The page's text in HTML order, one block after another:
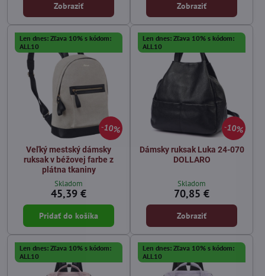
Zobraziť Zobraziť
10%
Len dnes: Zľava 10% s kódom:
ALL10
Veľký mestský dámsky
ruksak v béžovej farbe z
plátna tkaniny
Skladom
45,39 €
Pridať do košíka
10%
Len dnes: Zľava 10% s kódom:
ALL10
Dámsky ruksak Luka 24-070
DOLLARO
Skladom
70,85 €
Zobraziť
Len dnes: Zľava 10% s kódom:
ALL10
Len dnes: Zľava 10% s kódom:
ALL10